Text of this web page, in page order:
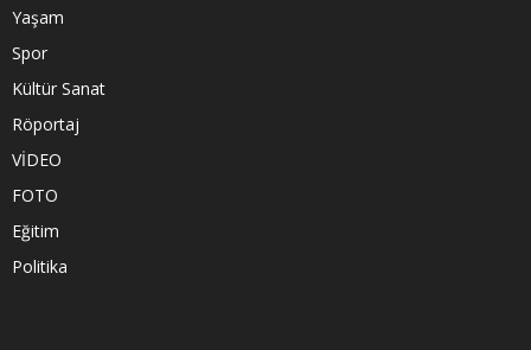
Yaşam
Spor
Kültür Sanat
Röportaj
VİDEO
FOTO
Eğitim
Politika